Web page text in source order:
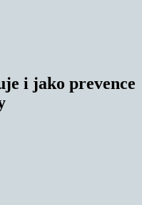
i jako prevence